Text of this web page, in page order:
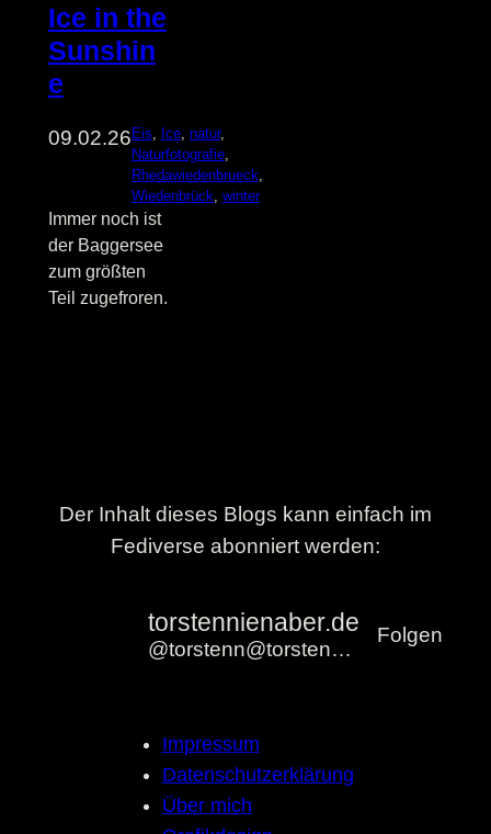
Ice in the
Sunshin
e
09.02.26Eis Ice, natur
Naturfotografie
Rhedawiedenbrueck
Wiedenbrück winter
Immer noch ist
der Baggersee
zum größten
Teil zugefroren.
Der Inhalt dieses Blogs kann einfach im
Fediverse abonniert werden:
torstennienaber.de
@torstenn@torstennienaber.de
Folgen
Impressum
Datenschutzerklärung
Über mich